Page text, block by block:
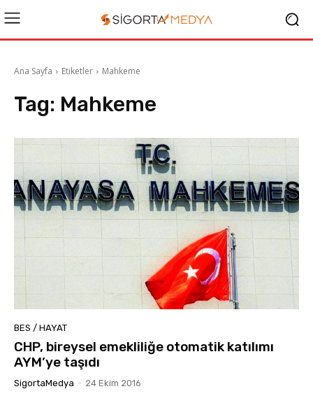
Ana Sayfa Etiketler Mahkeme
Tag: Mahkeme
BES / HAYAT
CHP, bireysel emekliliğe otomatik katılımı
AYM’ye taşıdı
SigortaMedya - 24 Ekim 2016